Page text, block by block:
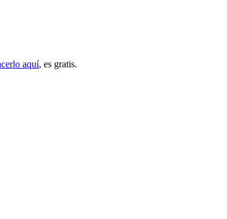
aquí, es gratis.